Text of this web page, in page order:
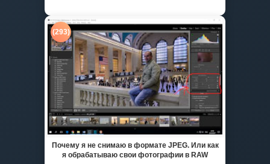
(293)
Почему я не снимаю в формате JPEG. Или как
я обрабатываю свои фотографии в RAW